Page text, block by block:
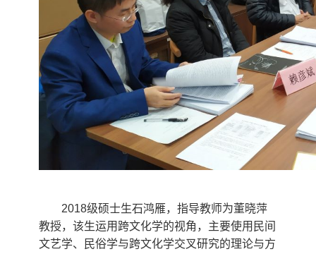
2018级硕士生石鸿雁，指导教师为董晓萍
教授，该生运用跨文化学的视角，主要使用民间
文艺学、民俗学与跨文化学交叉研究的理论与方